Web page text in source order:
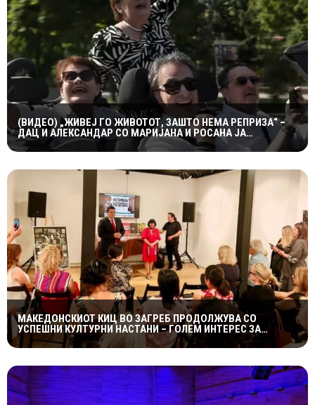
(ВИДЕО) „ЖИВЕЈ ГО ЖИВОТОТ, ЗАШТО НЕМА РЕПРИЗА“ –
ДАЦ И АЛЕКСАНДАР СО МАРИЈАНА И РОСАНА ЈА
ПРЕТСТАВИЈА „ЗАСЕКОГАШ МЛАДИ“
МАКЕДОНСКИОТ КИЦ ВО ЗАГРЕБ ПРОДОЛЖУВА СО
УСПЕШНИ КУЛТУРНИ НАСТАНИ – ГОЛЕМ ИНТЕРЕС ЗА
„ИСТОРИЈА НА МАКЕДОНСКАТА РОК МУЗИКА“